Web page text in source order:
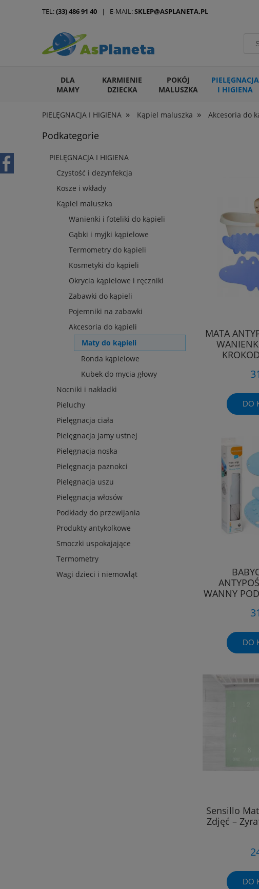
DLA
MAMY
KARMIENIE
DZIECKA
POKÓJ
MALUSZKA
PIELĘGNACJA
I HIGIENA
ARTYKUŁY DLA ZWIERZĄT
PIELĘGNACJA I HIGIENA » Kąpiel maluszka » Akcesoria do
TEL:(33) 486 91 40 | E-MAIL:SKLEP@ASPLANETA.PL
Podkategorie
PIELĘGNACJA I HIGIENA
Czystość i dezynfekcja
Kosze i wkłady
Kąpiel maluszka
Wanienki i foteliki do kąpieli
Gąbki i myjki kąpielowe
Termometry do kąpieli
Kosmetyki do kąpieli
Okrycia kąpielowe i ręczniki
Zabawki do kąpieli
Pojemniki na zabawki
Akcesoria do kąpieli
Maty do kąpieli
Ronda kąpielowe
Kubek do mycia głowy
Nocniki i nakładki
Pieluchy
Pielęgnacja ciała
Pielęgnacja jamy ustnej
Pielęgnacja noska
Pielęgnacja paznokci
Pielęgnacja uszu
Pielęgnacja włosów
Podkłady do przewijania
Produkty antykolkowe
Smoczki uspokajające
Termometry
Wagi dzieci i niemowląt
MATA
DO
WANNY
DO
Sensillo
Zdjęć –
DO